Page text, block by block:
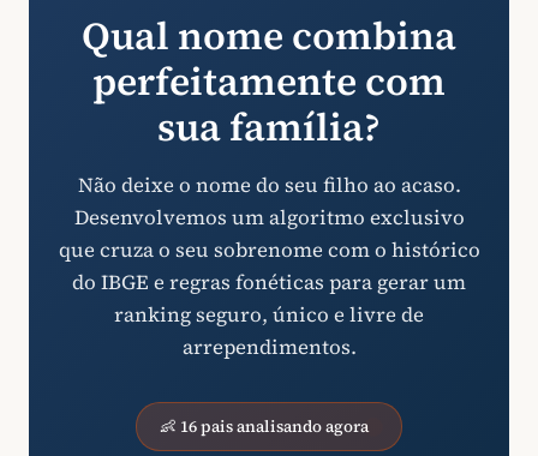
Qual nome combina
perfeitamente com
sua família?
Não deixe o nome do seu filho ao acaso.
Desenvolvemos um algoritmo exclusivo
que cruza o seu sobrenome com o histórico
do IBGE e regras fonéticas para gerar um
ranking seguro, único e livre de
arrependimentos.
👶 16 pais analisando agora